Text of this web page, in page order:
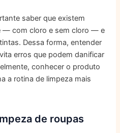
saber que existem
— com cloro e sem cloro — e
Dessa forma, entender
erros que podem danificar
conhecer o produto
a rotina de limpeza mais
de roupas